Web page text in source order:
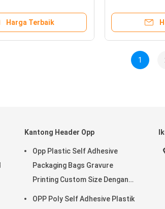
Harga Terbaik
Header Bags
1
Kantong Header Opp
Opp Plastic Self Adhesive
Packaging Bags Gravure
Printing Custom Size Dengan
OPP Poly Self Adhesive Plastik